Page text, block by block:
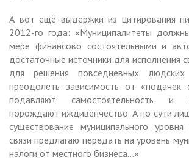
А вот ещё выдержки из цитирования
2012-го года: «Муниципалитеты
мере финансово состоятельными и
достаточные источники для исполнения
для решения повседневных
преодолеть зависимость от «подачек
подавляют самостоятельность и
порождают иждивенчество. А по сути
существование муниципального
связи предлагаю передать на уровень
налоги от местного бизнеса…»